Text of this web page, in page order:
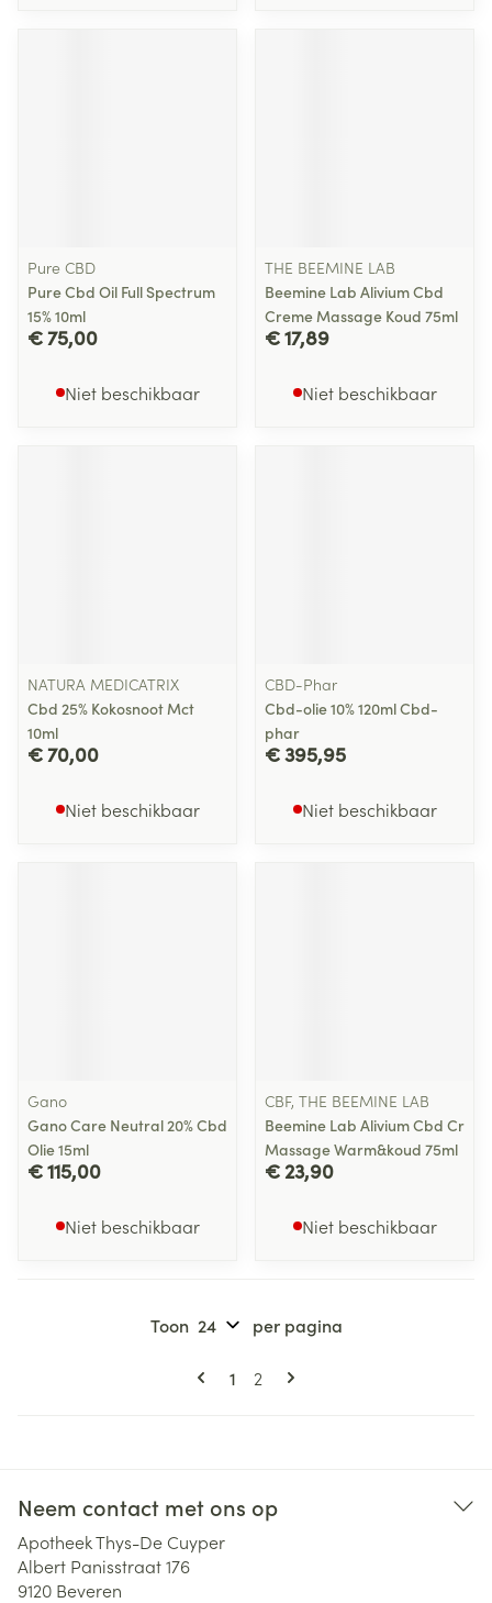
Pure CBD
Pure Cbd Oil Full Spectrum
15% 10ml
€ 75,00
Niet beschikbaar
THE BEEMINE LAB
Beemine Lab Alivium Cbd
Creme Massage Koud 75ml
€ 17,89
Niet beschikbaar
NATURA MEDICATRIX
Cbd 25% Kokosnoot Mct
10ml
€ 70,00
Niet beschikbaar
CBD-Phar
Cbd-olie 10% 120ml Cbd-
phar
€ 395,95
Niet beschikbaar
Gano
Gano Care Neutral 20% Cbd
Olie 15ml
€ 115,00
Niet beschikbaar
CBF, THE BEEMINE LAB
Beemine Lab Alivium Cbd Cr
Massage Warm&koud 75ml
€ 23,90
Niet beschikbaar
Pagina's
U lees momenteel pagina
1 Pagina
2
Toon per pagina
Neem contact met ons op
Apotheek Thys-De Cuyper
Albert Panisstraat 176
9120 Beveren